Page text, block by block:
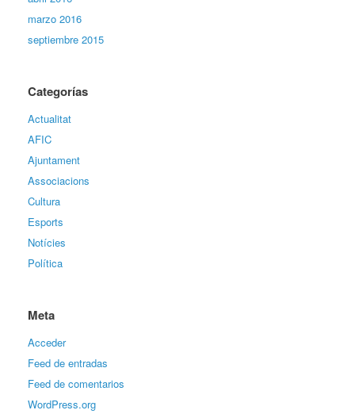
marzo 2016
septiembre 2015
Categorías
Actualitat
AFIC
Ajuntament
Associacions
Cultura
Esports
Notícies
Política
Meta
Acceder
Feed de entradas
Feed de comentarios
WordPress.org